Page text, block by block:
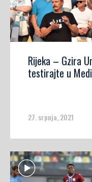
Rijeka – Gzira
testirajte u
27. srpnja, 2021